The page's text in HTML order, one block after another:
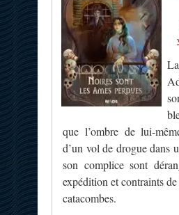
que l’ombre de lui-
d’un vol de drogue dans
son complice sont
expédition et contraints
catacombes.